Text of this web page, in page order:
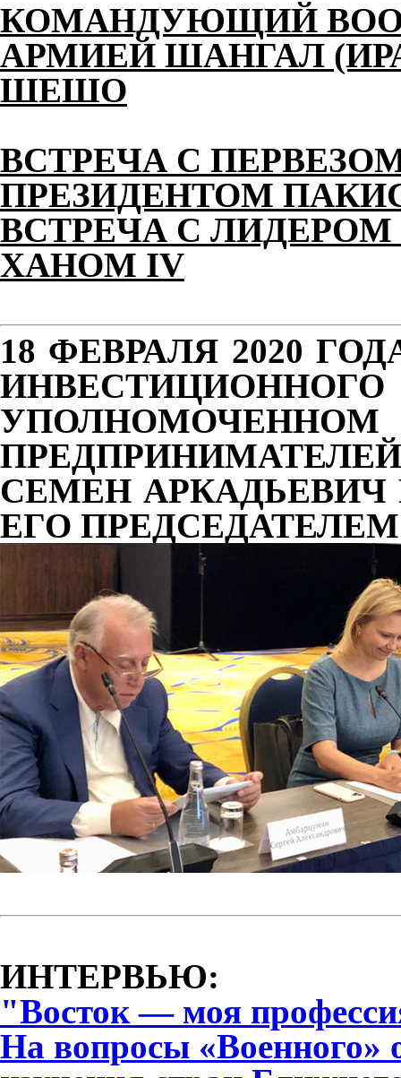
КОМАНДУЮЩИЙ
АРМИЕЙ ШАНГАЛ
ШЕШО
ВСТРЕЧА С
ПРЕЗИДЕНТОМ
ВСТРЕЧА С
ХАНОМ IV
18 ФЕВРАЛЯ 2020
СЕМЕН АРКАДЬЕВИЧ
ЕГО ПРЕДСЕДАТЕЛЕМ
ИНТЕРВЬЮ:
"Восток — моя
На вопросы «Военного»